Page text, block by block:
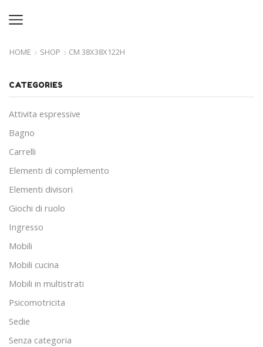
HOME SHOP CM 38X38X122H
CATEGORIES
Attivita espressive
Bagno
Carrelli
Elementi di complemento
Elementi divisori
Giochi di ruolo
Ingresso
Mobili
Mobili cucina
Mobili in multistrati
Psicomotricita
Sedie
Senza categoria